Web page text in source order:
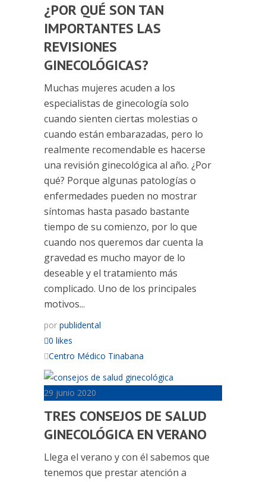
¿POR QUÉ SON TAN
IMPORTANTES LAS
REVISIONES
GINECOLÓGICAS?
Muchas mujeres acuden a los
especialistas de ginecología solo
cuando sienten ciertas molestias o
cuando están embarazadas, pero lo
realmente recomendable es hacerse
una revisión ginecológica al año. ¿Por
qué? Porque algunas patologías o
enfermedades pueden no mostrar
síntomas hasta pasado bastante
tiempo de su comienzo, por lo que
cuando nos queremos dar cuenta la
gravedad es mucho mayor de lo
deseable y el tratamiento más
complicado. Uno de los principales
motivos...
por publidental
0 likes
Centro Médico Tinabana
29 junio 2020
TRES CONSEJOS DE SALUD
GINECOLÓGICA EN VERANO
Llega el verano y con él sabemos que
tenemos que prestar atención a